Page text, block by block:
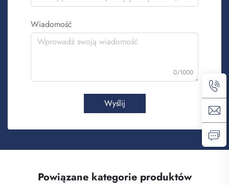
Wiadomość
0/1000
Wyślij
Powiązane kategorie produktów